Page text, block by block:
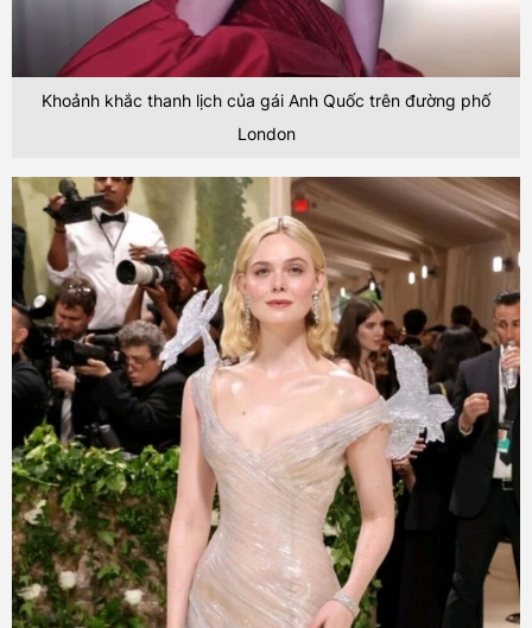
Khoảnh khắc thanh lịch của gái Anh Quốc trên đường phố
London